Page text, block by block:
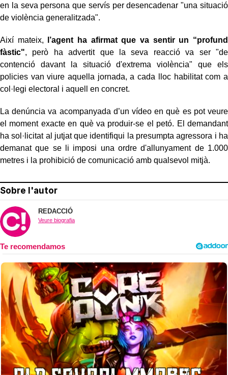
en la seva persona que servís per desencadenar "una situació
de violència generalitzada".
Així mateix, l’agent ha afirmat que va sentir un “profund
fàstic", però ha advertit que la seva reacció va ser "de
contenció davant la situació d'extrema violència" que els
policies van viure aquella jornada, a cada lloc habilitat com a
col·legi electoral i aquell en concret.
La denúncia va acompanyada d’un vídeo en què es pot veure
el moment exacte en què va produir-se el petó. El demandant
ha sol·licitat al jutjat que identifiqui la presumpta agressora i ha
demanat que se li imposi una ordre d'allunyament de 1.000
metres i la prohibició de comunicació amb qualsevol mitjà.
Sobre l'autor
REDACCIÓ
Veure biografia